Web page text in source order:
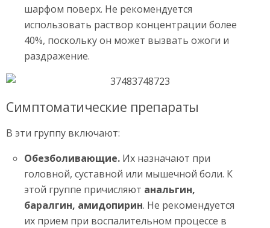
шарфом поверх. Не рекомендуется
использовать раствор концентрации более
40%, поскольку он может вызвать ожоги и
раздражение.
Симптоматические препараты
В эти группу включают:
Обезболивающие. Их назначают при
головной, суставной или мышечной боли. К
этой группе причисляют анальгин,
баралгин, амидопирин. Не рекомендуется
их прием при воспалительном процессе в